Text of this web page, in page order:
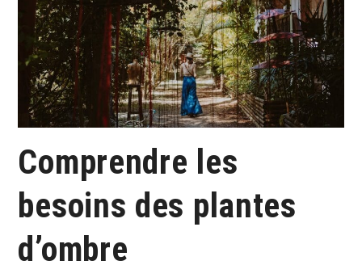
Comprendre les
besoins des plantes
d’ombre